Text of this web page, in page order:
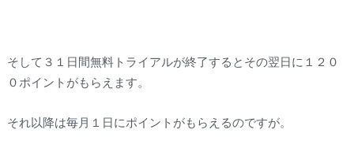
そして３１日間無料トライアルが終了するとその翌日に１２０
０ポイントがもらえます。
それ以降は毎月１日にポイントがもらえるのですが。